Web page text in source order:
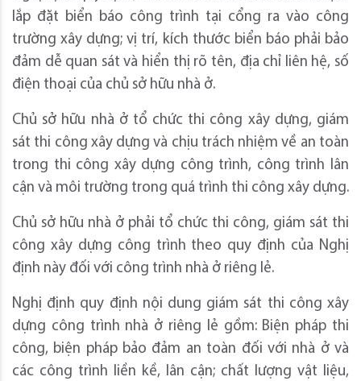
lắp đặt biển báo công trình tại cổng ra vào công
trường xây dựng; vị trí, kích thước biển báo phải bảo
đảm dễ quan sát và hiển thị rõ tên, địa chỉ liên hệ, số
điện thoại của chủ sở hữu nhà ở.
Chủ sở hữu nhà ở tổ chức thi công xây dựng, giám
sát thi công xây dựng và chịu trách nhiệm về an toàn
trong thi công xây dựng công trình, công trình lân
cận và môi trường trong quá trình thi công xây dựng.
Chủ sở hữu nhà ở phải tổ chức thi công, giám sát thi
công xây dựng công trình theo quy định của Nghị
định này đối với công trình nhà ở riêng lẻ.
Nghị định quy định nội dung giám sát thi công xây
dựng công trình nhà ở riêng lẻ gồm: Biện pháp thi
công, biện pháp bảo đảm an toàn đối với nhà ở và
các công trình liền kề, lân cận; chất lượng vật liệu,